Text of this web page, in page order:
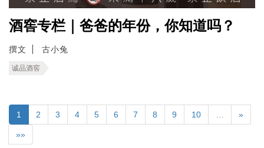
酒窖专栏｜爸爸的年份，你知道吗？
撰文 古小兔
诚品酒窖
1 2 3 4 5 6 7 8 9 10 »
»»